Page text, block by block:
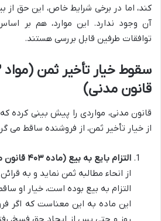
کند، اما در برخی شرایط خاص، این حق از
آن وجود ندارد. این موارد، هم بر
توافقات طرفین قابل بررسی هستند.
قانون مدنی)
قانون مدنی، مواردی را پیش بینی کرده
از خیار تأخیر ثمن، از فروشنده ساقط می
التزام بایع به بیع (ماده ۴۰۳ قانون مدنی):
از انحاء مطالبه ثمن نماید و به
التزام به بیع بوده است، خیار او
این ماده به این معناست که